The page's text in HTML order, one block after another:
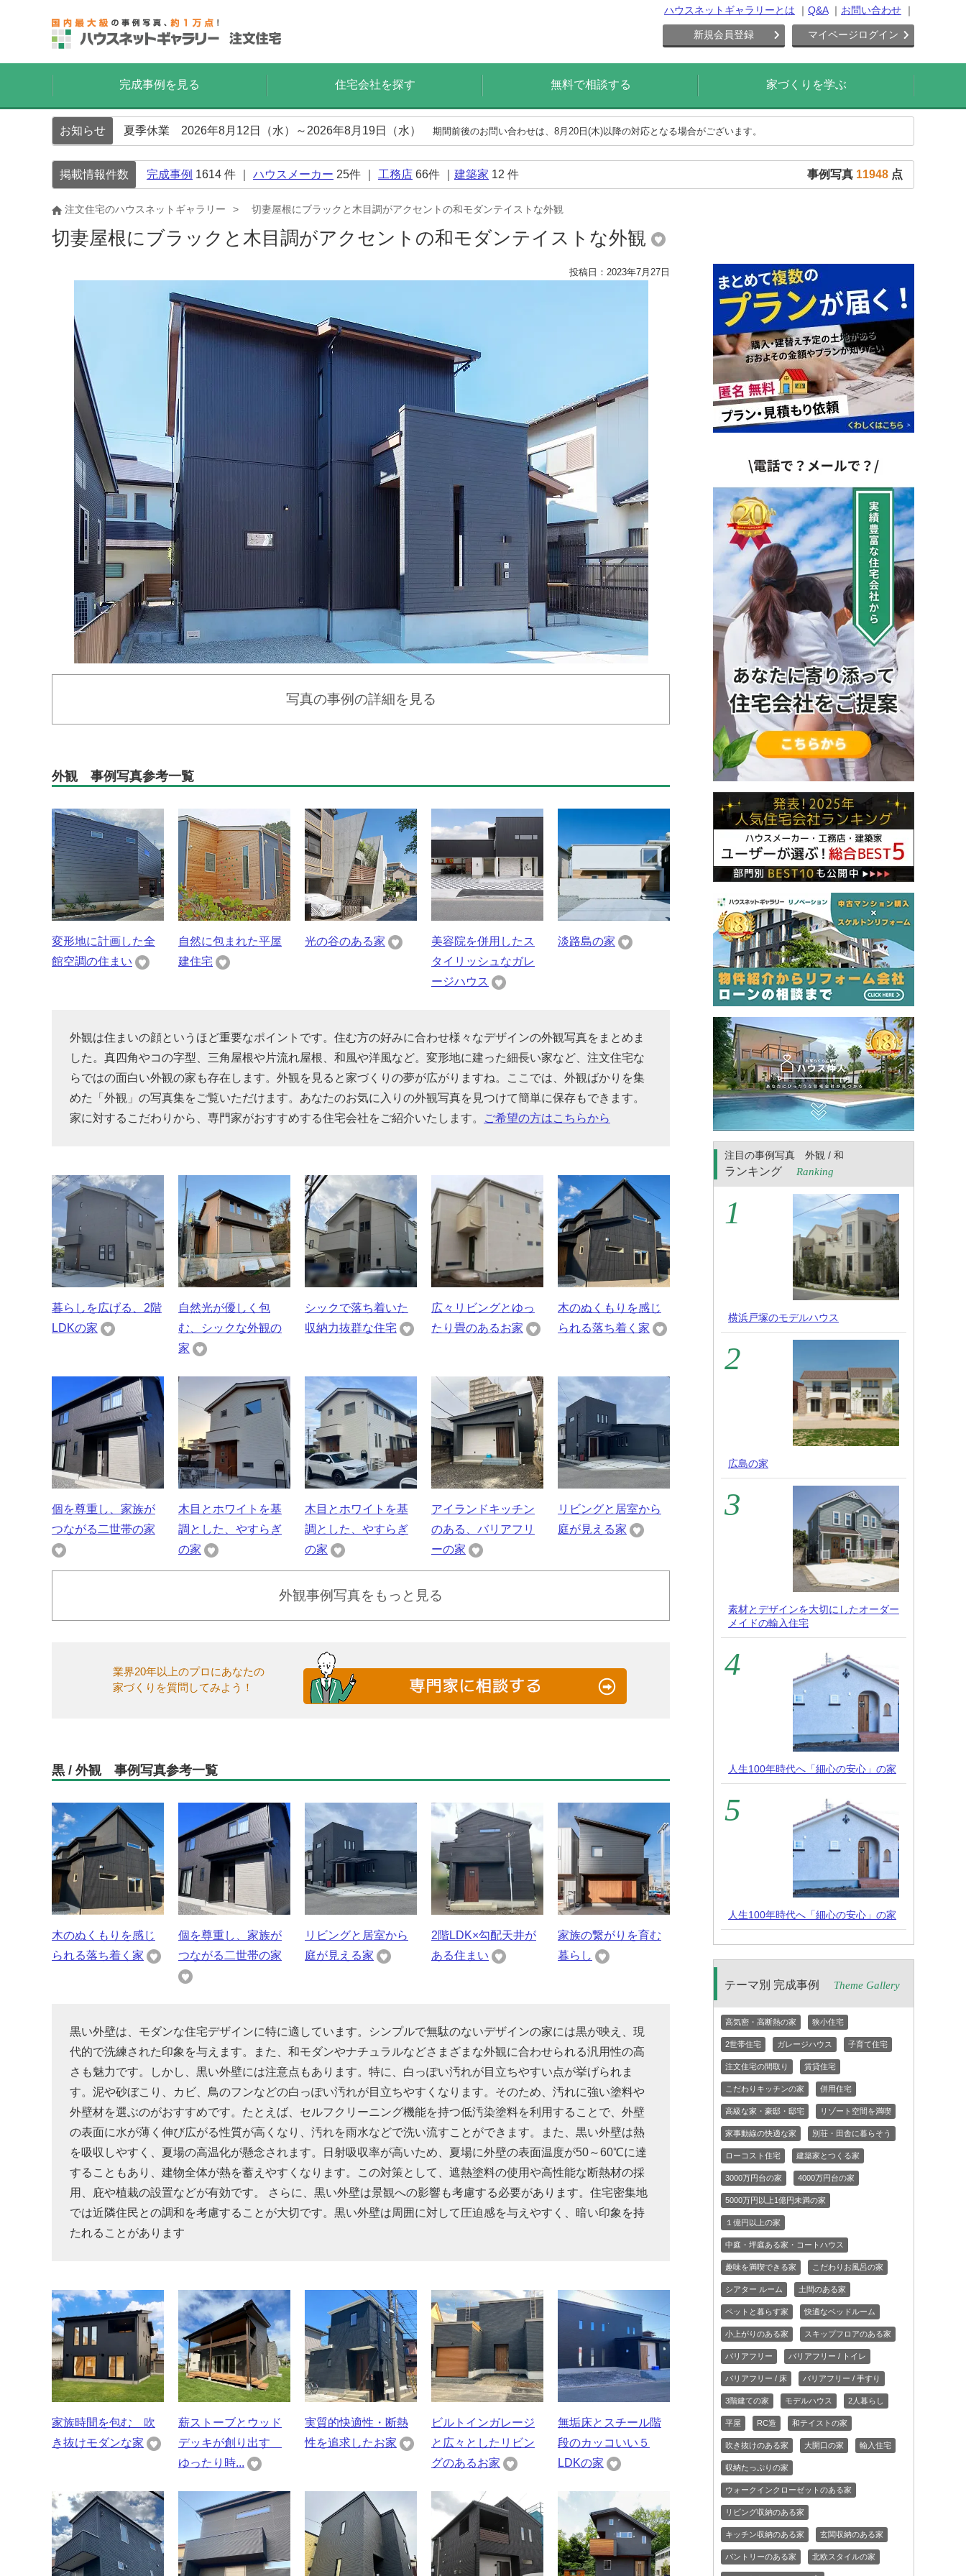
ハウスネットギャラリーとは Q&A お問い合わせ
新規会員登録 マイページログイン
完成事例を見る 住宅会社を探す 無料で相談する 家づくりを学ぶ
お知らせ 夏季休業 2026年8月12日（水）～2026年8月19日（水） 期間前後のお問い合わせは、8月20日(木)以降の対応となる場合がございます。
掲載情報件数 完成事例 1614 件 ｜ ハウスメーカー 25件 ｜ 工務店 66件 ｜ 建築家 12 件 事例写真 11948 点
注文住宅のハウスネットギャラリー 切妻屋根にブラックと木目調がアクセントの和モダンテイストな外観
切妻屋根にブラックと木目調がアクセントの和モダンテイストな外観
投稿日：2023年7月27日
写真の事例の詳細を見る
外観 事例写真参考一覧
変形地に計画した全
館空調の住まい
自然に包まれた平屋
建住宅
光の谷のある家
美容院を併用したス
タイリッシュなガレ
ージハウス
淡路島の家
外観は住まいの顔というほど重要なポイントです。住む方の好みに合わせ様々なデザインの外観写真をまとめま
した。真四角やコの字型、三角屋根や片流れ屋根、和風や洋風など。変形地に建った細長い家など、注文住宅な
らではの面白い外観の家も存在します。外観を見ると家づくりの夢が広がりますね。ここでは、外観ばかりを集
めた「外観」の写真集をご覧いただけます。あなたのお気に入りの外観写真を見つけて簡単に保存もできます。
家に対するこだわりから、専門家がおすすめする住宅会社をご紹介いたします。
ご希望の方はこちらから
暮らしを広げる、2階
LDKの家
自然光が優しく包
む、シックな外観の
家
シックで落ち着いた
収納力抜群な住宅
広々リビングとゆっ
たり畳のあるお家
木のぬくもりを感じ
られる落ち着く家
個を尊重し、家族が
つながる二世帯の家
木目とホワイトを基
調とした、やすらぎ
の家
木目とホワイトを基
調とした、やすらぎ
の家
アイランドキッチン
のある、バリアフリ
ーの家
リビングと居室から
庭が見える家
外観事例写真をもっと見る
業界20年以上のプロにあなたの
家づくりを質問してみよう！
黒 / 外観 事例写真参考一覧
木のぬくもりを感じ
られる落ち着く家
個を尊重し、家族が
つながる二世帯の家
リビングと居室から
庭が見える家
2階LDK×勾配天井が
ある住まい
家族の繋がりを育む
暮らし
黒い外壁は、モダンな住宅デザインに特に適しています。シンプルで無駄のないデザインの家には黒が映え、現
代的で洗練された印象を与えます。また、和モダンやナチュラルなどさまざまな外観に合わせられる汎用性の高
さも魅力です。しかし、黒い外壁には注意点もあります。特に、白っぽい汚れが目立ちやすい点が挙げられま
す。泥や砂ぼこり、カビ、鳥のフンなどの白っぽい汚れが目立ちやすくなります。そのため、汚れに強い塗料や
外壁材を選ぶのがおすすめです。たとえば、セルフクリーニング機能を持つ低汚染塗料を利用することで、外壁
の表面に水が薄く伸び広がる性質が高くなり、汚れを雨水などで洗い流すことができます。また、黒い外壁は熱
を吸収しやすく、夏場の高温化が懸念されます。日射吸収率が高いため、夏場に外壁の表面温度が50～60℃に達
することもあり、建物全体が熱を蓄えやすくなります。この対策として、遮熱塗料の使用や高性能な断熱材の採
用、庇や植栽の設置などが有効です。 さらに、黒い外壁は景観への影響も考慮する必要があります。住宅密集地
では近隣住民との調和を考慮することが大切です。黒い外壁は周囲に対して圧迫感を与えやすく、暗い印象を持
たれることがあります
家族時間を包む 吹
き抜けモダンな家
薪ストーブとウッド
デッキが創り出す
ゆったり時...
実質的快適性・断熱
性を追求したお家
ビルトインガレージ
と広々としたリビン
グのあるお家
無垢床とスチール階
段のカッコいい５
LDKの家
注目の事例写真 外観 / 和
ランキング Ranking
横浜戸塚のモデルハウス
広島の家
素材とデザインを大切にしたオーダー
メイドの輸入住宅
人生100年時代へ「細心の安心」の家
人生100年時代へ「細心の安心」の家
テーマ別 完成事例 Theme Gallery
高気密・高断熱の家 狭小住宅
2世帯住宅 ガレージハウス 子育て住宅
注文住宅の間取り 賃貸住宅
こだわりキッチンの家 併用住宅
高級な家・豪邸・邸宅 リゾート空間を満喫
家事動線の快適な家 別荘・田舎に暮らそう
ローコスト住宅 建築家とつくる家
3000万円台の家 4000万円台の家
5000万円以上1億円未満の家
１億円以上の家
中庭・坪庭ある家・コートハウス
趣味を満喫できる家 こだわりお風呂の家
シアター ルーム 土間のある家
ペットと暮らす家 快適なベッドルーム
小上がりのある家 スキップフロアのある家
バリアフリー バリアフリー / トイレ
バリアフリー / 床 バリアフリー / 手すり
3階建ての家 モデルハウス 2人暮らし
平屋 RC造 和テイストの家
吹き抜けのある家 大開口の家 輸入住宅
収納たっぷりの家
ウォークインクローゼットのある家
リビング収納のある家
キッチン収納のある家 玄関収納のある家
パントリーのある家 北欧スタイルの家